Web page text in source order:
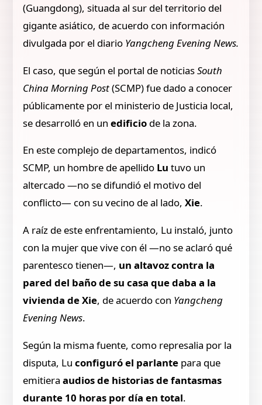
(Guangdong), situada al sur del territorio del
gigante asiático, de acuerdo con información
divulgada por el diario Yangcheng Evening News.
El caso, que según el portal de noticiasSouth
China Morning Post(SCMP) fue dado a conocer
públicamente por el ministerio de Justicia local,
se desarrolló en unedificio de la zona.
En este complejo de departamentos, indicó
SCMP, un hombre de apellido Lu tuvo un
altercado —no se difundió el motivo del
conflicto— con su vecino de al lado,Xie.
A raíz de este enfrentamiento, Lu instaló, junto
con la mujer que vive con él —no se aclaró qué
parentesco tienen—, un altavozcontra la
pared del baño de su casa que daba a la
vivienda de Xie, de acuerdo con Yangcheng
Evening News.
Según la misma fuente, como represalia por la
disputa, Luconfiguró el parlante para que
emitieraaudios de historias de fantasmas
durante 10 horas por día en total.